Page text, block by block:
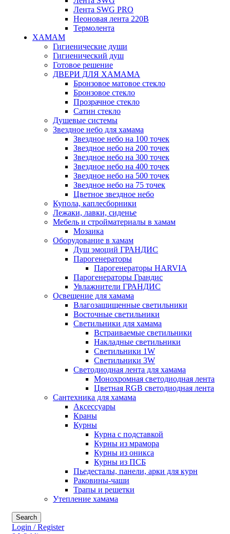
Лента SWG PRO
Неоновая лента 220В
Термолента
ХАМАМ
Гигиенические души
Гигиенический душ
Готовое решение
ДВЕРИ ДЛЯ ХАМАМА
Бронзовое матовое стекло
Бронзовое стекло
Прозрачное стекло
Сатин стекло
Душевые системы
Звездное небо для хамама
Звездное небо на 100 точек
Звездное небо на 200 точек
Звездное небо на 300 точек
Звездное небо на 400 точек
Звездное небо на 500 точек
Звездное небо на 75 точек
Цветное звездное небо
Купола, каплесборники
Лежаки, лавки, сиденье
Мебель и стройматериалы в хамам
Мозаика
Оборудование в хамам
Душ эмоций ГРАНДИС
Парогенераторы
Парогенераторы HARVIA
Парогенераторы Грандис
Увлажнители ГРАНДИС
Освещение для хамама
Влагозащищенные светильники
Восточные светильники
Светильники для хамама
Встраиваемые светильники
Накладные светильники
Светильники 1W
Светильники 3W
Светодиодная лента для хамама
Монохромная светодиодная лента
Цветная RGB светодиодная лента
Сантехника для хамама
Аксессуары
Краны
Курны
Курна с подставкой
Курны из мрамора
Курны из оникса
Курны из ПСБ
Пьедесталы, панели, арки для курн
Раковины-чаши
Трапы и решетки
Утепление хамама
Search
Login / Register